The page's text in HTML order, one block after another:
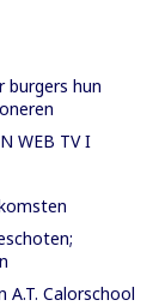
burgers hun
WEB TV I
A.T. Calorschool